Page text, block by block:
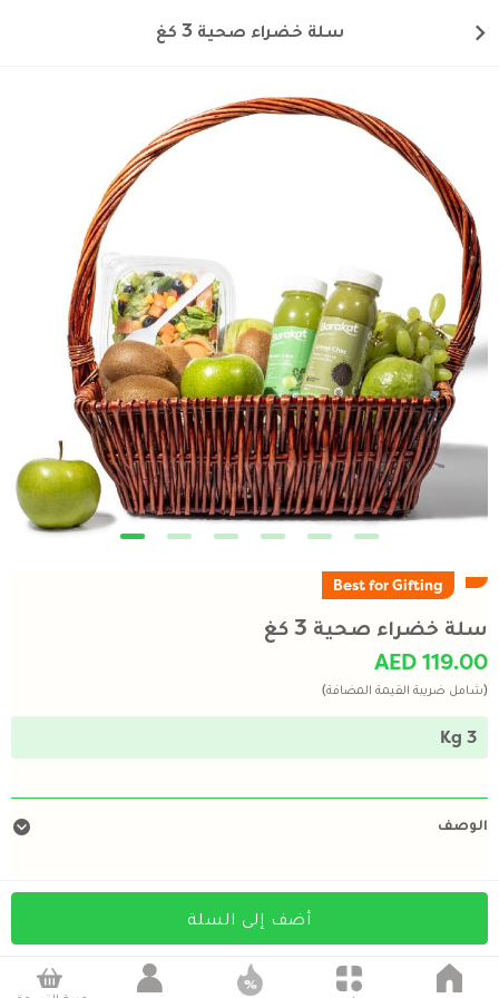
سلة خضراء صحية 3 كغ
Best for Gifting
سلة خضراء صحية 3 كغ
AED 119.00
(شامل ضريبة القيمة المضافة)
3 Kg
الوصف
أضف إلى السلة